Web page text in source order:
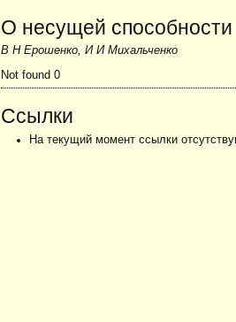
О несущей способности
В Н Ерошенко, И И Михальченко
Not found 0
Ссылки
На текущий момент ссылки